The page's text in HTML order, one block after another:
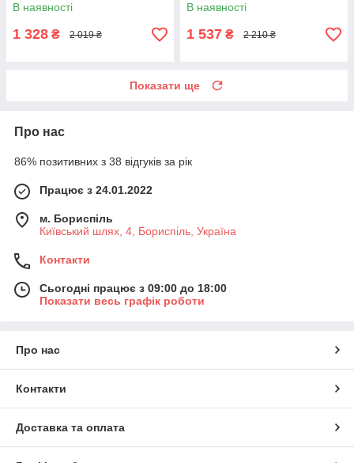
В наявності
1 328 ₴ 2 019 ₴
В наявності
1 537 ₴ 2 210 ₴
Показати ще
Про нас
86% позитивних з 38 відгуків за рік
Працює з 24.01.2022
м. Бориспіль
Київський шлях, 4, Бориспіль, Україна
Контакти
Сьогодні працює з 09:00 до 18:00
Показати весь графік роботи
Про нас
Контакти
Доставка та оплата